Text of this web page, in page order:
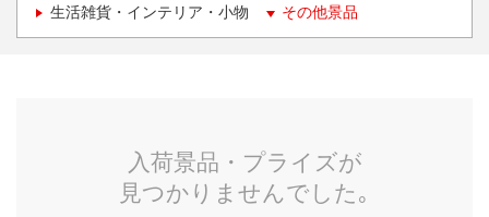
生活雑貨・インテリア・小物 その他景品